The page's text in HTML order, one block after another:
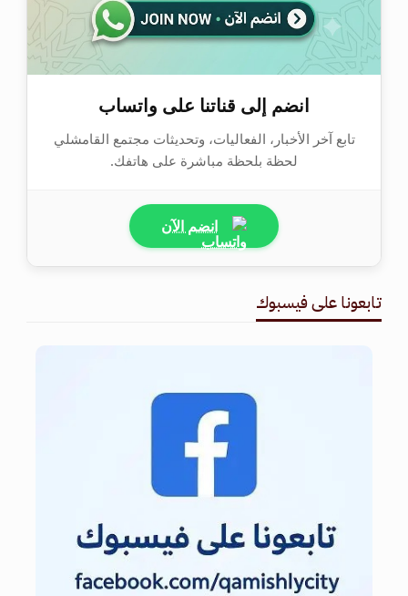
انضم إلى قناتنا على واتساب
تابع آخر الأخبار، الفعاليات، وتحديثات مجتمع القامشلي
لحظة بلحظة مباشرة على هاتفك.
انضم الآن
تابعونا على فيسبوك